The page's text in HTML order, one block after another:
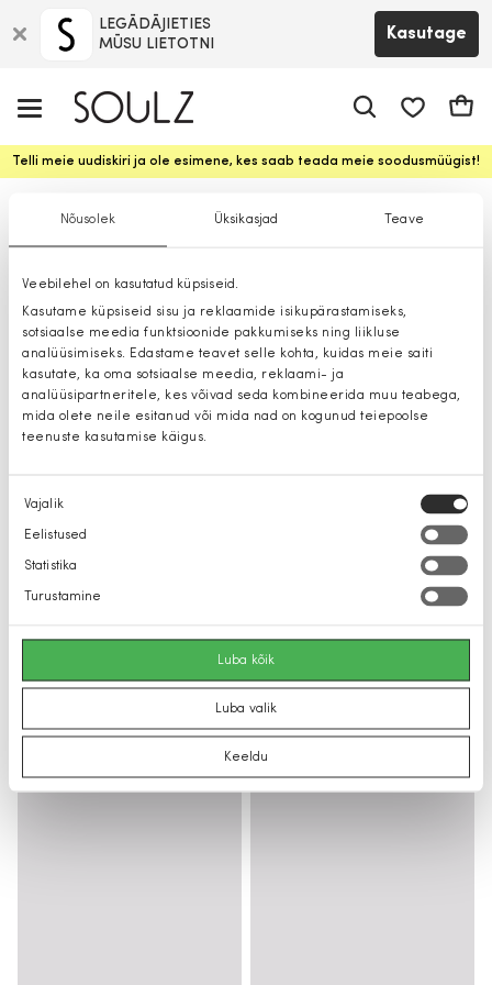
Nõusolek Üksikasjad Teave
Veebilehel on kasutatud küpsiseid.
Kasutame küpsiseid sisu ja reklaamide isikupärastamiseks,
sotsiaalse meedia funktsioonide pakkumiseks ning liikluse
analüüsimiseks. Edastame teavet selle kohta, kuidas meie saiti
kasutate, ka oma sotsiaalse meedia, reklaami- ja
analüüsipartneritele, kes võivad seda kombineerida muu teabega,
mida olete neile esitanud või mida nad on kogunud teiepoolse
teenuste kasutamise käigus.
Nõusoleku
valik
Vajalik
Eelistused
Statistika
Turustamine
Luba kõik
Luba valik
Keeldu
LEGĀDĀJIETIES
MŪSU LIETOTNI
Kasutage
Telli meie uudiskiri ja ole esimene, kes saab teada meie soodusmüügist!
Pikkade saapaid